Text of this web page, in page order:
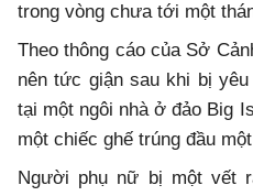
trong vòng chưa tới một
Theo thông cáo của Sở
nên tức giận sau khi bị
tại một ngôi nhà ở đảo Big
một chiếc ghế trúng đầu
Người phụ nữ bị một vết